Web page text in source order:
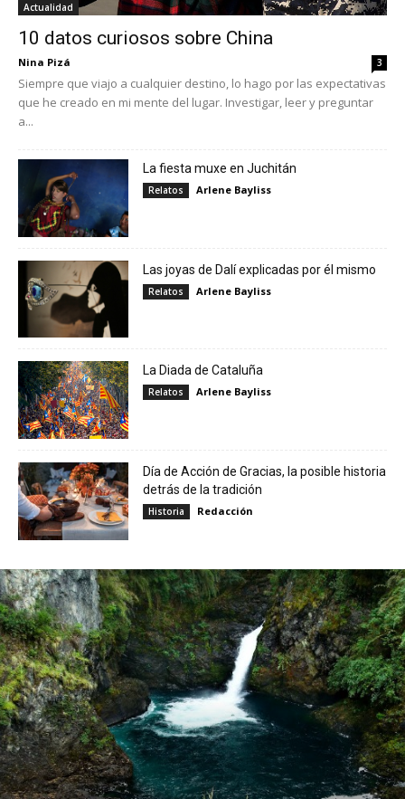
Actualidad
10 datos curiosos sobre China
Nina Pizá 3
Siempre que viajo a cualquier destino, lo hago por las expectativas
que he creado en mi mente del lugar. Investigar, leer y preguntar
a...
La fiesta muxe en Juchitán
Relatos Arlene Bayliss
Las joyas de Dalí explicadas por él mismo
Relatos Arlene Bayliss
La Diada de Cataluña
Relatos Arlene Bayliss
Día de Acción de Gracias, la posible historia
detrás de la tradición
Historia Redacción